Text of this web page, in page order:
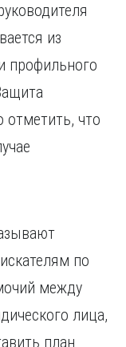
из
профильного
отметить, что
по
между
лица,
план